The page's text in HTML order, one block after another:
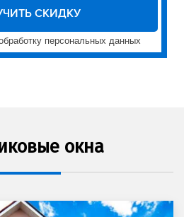
персональных данных
окна